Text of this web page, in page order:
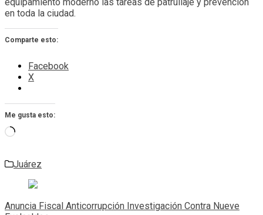
en toda la ciudad.
Comparte esto:
Facebook
X
Me gusta esto:
Cargando...
Juárez
Navegación
de
Anuncia Fiscal Anticorrupción Investigación Contra Nueve